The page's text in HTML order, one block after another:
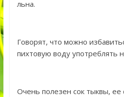
льна.
Говорят, что можно
пихтовую воду употреблять
Очень полезен сок тыквы, ее